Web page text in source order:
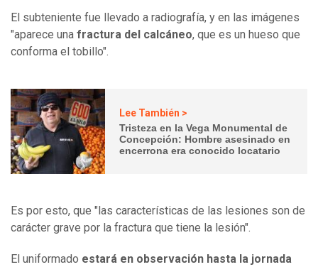
El subteniente fue llevado a radiografía, y en las imágenes
"aparece una fractura del calcáneo, que es un hueso que
conforma el tobillo".
Lee También >
Tristeza en la Vega Monumental de
Concepción: Hombre asesinado en
encerrona era conocido locatario
Es por esto, que "las características de las lesiones son de
carácter grave por la fractura que tiene la lesión".
El uniformado estará en observación hasta la jornada